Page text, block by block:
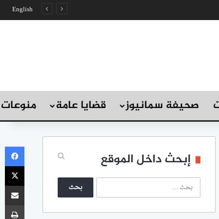
English
صحيفة سمانيوز قضايا عامة منوعات
إبحث داخل الموقع
ح